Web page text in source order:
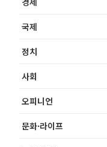
국제
정치
사회
오피니언
문화·라이프